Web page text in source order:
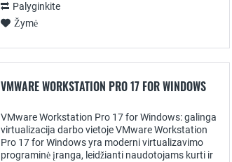
Palyginkite
Žymė
VMWARE WORKSTATION PRO 17 FOR WINDOWS
VMware Workstation Pro 17 for Windows: galinga
virtualizacija darbo vietoje VMware Workstation
Pro 17 for Windows yra moderni virtualizavimo
programinė įranga, leidžianti naudotojams kurti ir